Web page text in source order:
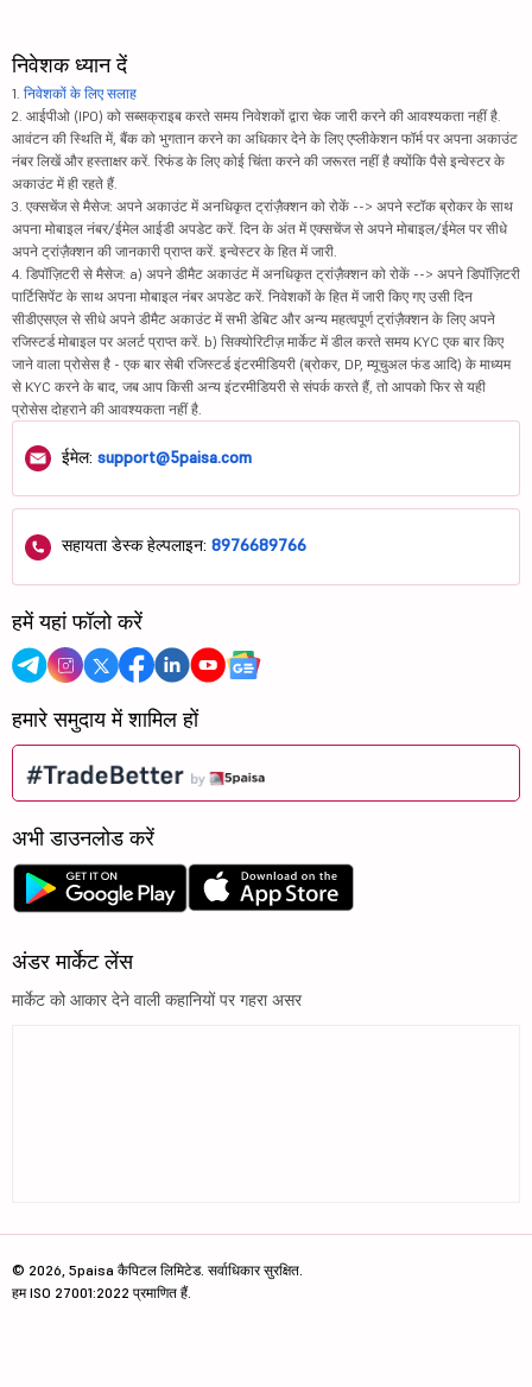
निवेशक ध्यान दें
1. निवेशकों के लिए सलाह
2. आईपीओ (IPO) को सब्सक्राइब करते समय निवेशकों द्वारा चेक जारी करने की आवश्यकता नहीं है.
आवंटन की स्थिति में, बैंक को भुगतान करने का अधिकार देने के लिए एप्लीकेशन फॉर्म पर अपना अकाउंट
नंबर लिखें और हस्ताक्षर करें. रिफंड के लिए कोई चिंता करने की जरूरत नहीं है क्योंकि पैसे इन्वेस्टर के
अकाउंट में ही रहते हैं.
3. एक्सचेंज से मैसेज: अपने अकाउंट में अनधिकृत ट्रांज़ैक्शन को रोकें --> अपने स्टॉक ब्रोकर के साथ
अपना मोबाइल नंबर/ईमेल आईडी अपडेट करें. दिन के अंत में एक्सचेंज से अपने मोबाइल/ईमेल पर सीधे
अपने ट्रांज़ैक्शन की जानकारी प्राप्त करें. इन्वेस्टर के हित में जारी.
4. डिपॉज़िटरी से मैसेज: a) अपने डीमैट अकाउंट में अनधिकृत ट्रांज़ैक्शन को रोकें --> अपने डिपॉज़िटरी
पार्टिसिपेंट के साथ अपना मोबाइल नंबर अपडेट करें. निवेशकों के हित में जारी किए गए उसी दिन
सीडीएसएल से सीधे अपने डीमैट अकाउंट में सभी डेबिट और अन्य महत्वपूर्ण ट्रांज़ैक्शन के लिए अपने
रजिस्टर्ड मोबाइल पर अलर्ट प्राप्त करें. b) सिक्योरिटीज़ मार्केट में डील करते समय KYC एक बार किए
जाने वाला प्रोसेस है - एक बार सेबी रजिस्टर्ड इंटरमीडियरी (ब्रोकर, DP, म्यूचुअल फंड आदि) के माध्यम
से KYC करने के बाद, जब आप किसी अन्य इंटरमीडियरी से संपर्क करते हैं, तो आपको फिर से यही
प्रोसेस दोहराने की आवश्यकता नहीं है.
ईमेल: support@5paisa.com
सहायता डेस्क हेल्पलाइन: 8976689766
हमें यहां फॉलो करें
हमारे समुदाय में शामिल हों
अभी डाउनलोड करें
अंडर मार्केट लेंस
मार्केट को आकार देने वाली कहानियों पर गहरा असर
© 2026, 5paisa कैपिटल लिमिटेड. सर्वाधिकार सुरक्षित.
हम ISO 27001:2022 प्रमाणित हैं.